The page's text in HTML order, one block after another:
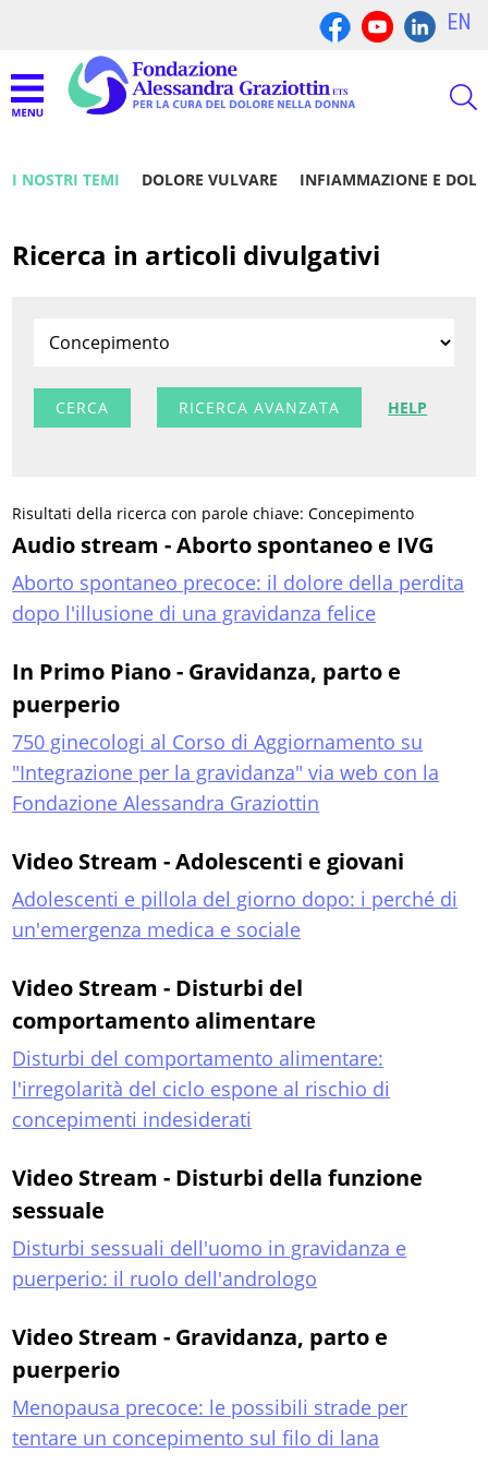
EN
I NOSTRI TEMI DOLORE VULVARE INFIAMMAZIONE E
Ricerca in articoli divulgativi
RICERCA AVANZATA HELP
Risultati della ricerca con parole chiave: Concepimento
Audio stream - Aborto spontaneo e IVG
Aborto spontaneo precoce: il dolore della perdita
dopo l'illusione di una gravidanza felice
In Primo Piano - Gravidanza, parto e
puerperio
750 ginecologi al Corso di Aggiornamento su
"Integrazione per la gravidanza" via web con la
Fondazione Alessandra Graziottin
Video Stream - Adolescenti e giovani
Adolescenti e pillola del giorno dopo: i perché di
un'emergenza medica e sociale
Video Stream - Disturbi del
comportamento alimentare
Disturbi del comportamento alimentare:
l'irregolarità del ciclo espone al rischio di
concepimenti indesiderati
Video Stream - Disturbi della funzione
sessuale
Disturbi sessuali dell'uomo in gravidanza e
puerperio: il ruolo dell'andrologo
Video Stream - Gravidanza, parto e
puerperio
Menopausa precoce: le possibili strade per
tentare un concepimento sul filo di lana